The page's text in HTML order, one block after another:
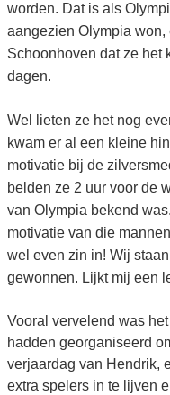
worden. Dat is als
aangezien Olympia won,
Schoonhoven dat ze het
dagen.
Wel lieten ze het nog
kwam er al een kleine
motivatie bij de
belden ze 2 uur voor de
van Olympia bekend
motivatie van die
wel even zin in! Wij
gewonnen. Lijkt mij een
Vooral vervelend was
hadden georganiseerd
verjaardag van Hendrik,
extra spelers in te lijven